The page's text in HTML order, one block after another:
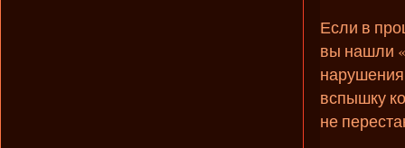
Если в
вы нашли
вспышку
не